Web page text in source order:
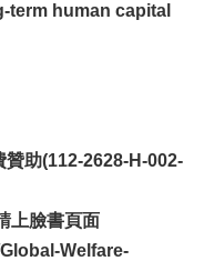
human capital
助(112-2628-H-002-
上臉書頁面
Welfare-